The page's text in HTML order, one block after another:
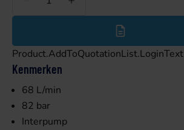
Minder
Product.AddToQuotationList.LoginText
Kenmerken
68 L/min
82 bar
Interpump